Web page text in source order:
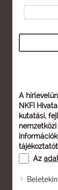
A
NKFI
kutatási,
tájékoztatót
Az